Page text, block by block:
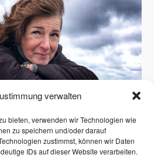
verwalten
bieten, verwenden wir Technologien wie
zu speichern und/oder darauf
zustimmst, können wir Daten
IDs auf dieser Website verarbeiten.